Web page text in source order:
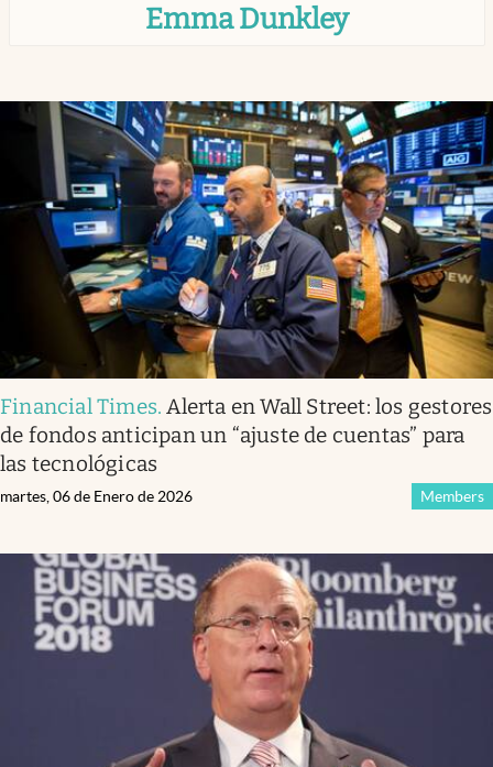
Infotechnology
Mundial 2026
Eventos Corporativos
El Cronista Studio
abre en nueva pestaña
Argentina
Emma Dunkley
Financial Times.Alerta en Wall Street: los gestores
de fondos anticipan un “ajuste de cuentas” para
las tecnológicas
Members
martes, 06 de Enero de 2026